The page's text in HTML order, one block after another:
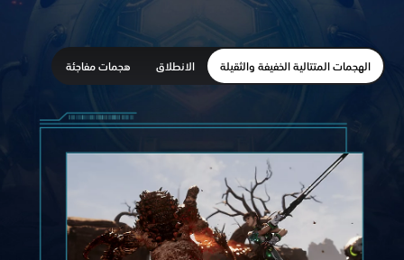
الهجمات المتتالية الخفيفة والثقيلة الانطلاق هجمات مفاجئة